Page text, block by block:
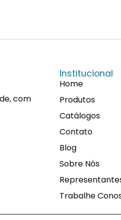
com
Institucional
Home
Produtos
Catálogos
Contato
Blog
Sobre Nós
Trabalhe